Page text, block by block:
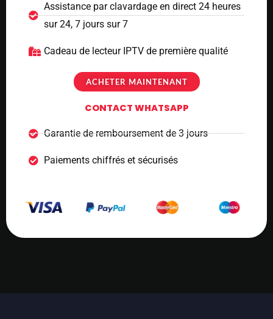
Assistance par clavardage en direct 24 heures
sur 24, 7 jours sur 7
Cadeau de lecteur IPTV de première qualité
ACHETER MAINTENANT
CONTACT WHATSAPP
Garantie de remboursement de 3 jours
Paiements chiffrés et sécurisés